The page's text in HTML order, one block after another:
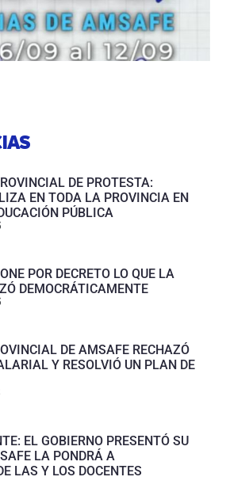
DE PROTESTA:
EN TODA LA PROVINCIA EN
PÚBLICA
POR DECRETO LO QUE LA
DEMOCRÁTICAMENTE
DE AMSAFE RECHAZÓ
Y RESOLVIÓ UN PLAN DE
EL GOBIERNO PRESENTÓ SU
LA PONDRÁ A
LAS Y LOS DOCENTES